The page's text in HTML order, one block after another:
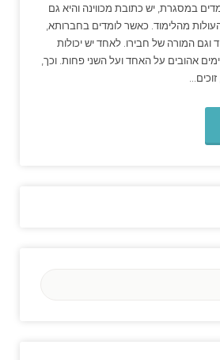
במסגרת, יש כתובת מכווינה והיא גם
מהלימוד. כאשר לומדים בחברותא,
המורה של חבירו. לאחד יש יכולות
אהובים על האחד ועל השני פחות. וכך,